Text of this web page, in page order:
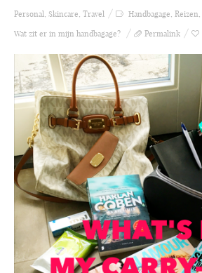
Personal, Skincare, Travel Handbagage, Reizen,
Wat zit er in mijn handbagage?
Permalink